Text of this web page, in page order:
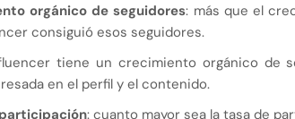
orgánico de seguidores: más que el
consiguió esos seguidores.
tiene un crecimiento orgánico de
en el perfil y el contenido.
: cuanto mayor sea la tasa de